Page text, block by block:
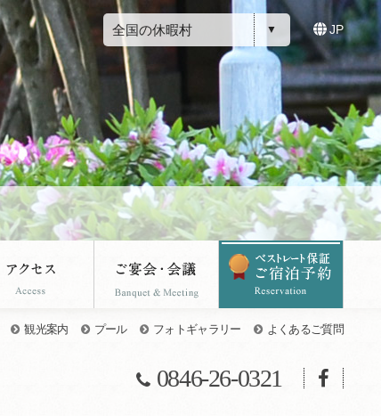
全国の休暇村 JP
観光案内 プール フォトギャラリー よくあるご質問
0846-26-0321